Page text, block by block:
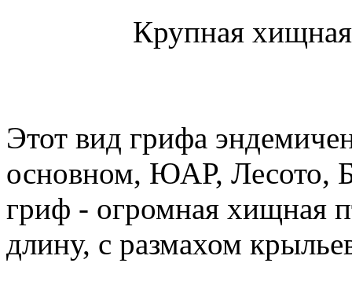
Крупная
Этот вид грифа
основном, ЮАР, Лесото,
гриф - огромная хищная
длину, с размахом